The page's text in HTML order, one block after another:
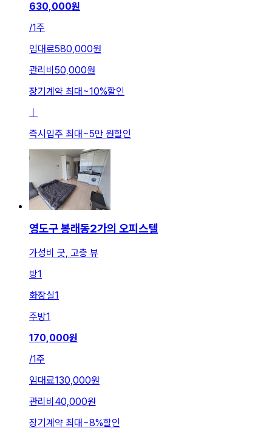
630,000원
/1주
임대료580,000원
관리비 50,000원
장기계약 최대 ~10%할인
즉시입주 최대 ~5만 원할인
영도구 봉래동2가의 오피스텔
가성비 굿, 고층 뷰
방1
화장실1
주방1
170,000원
/1주
임대료130,000원
관리비 40,000원
장기계약 최대~8%할인